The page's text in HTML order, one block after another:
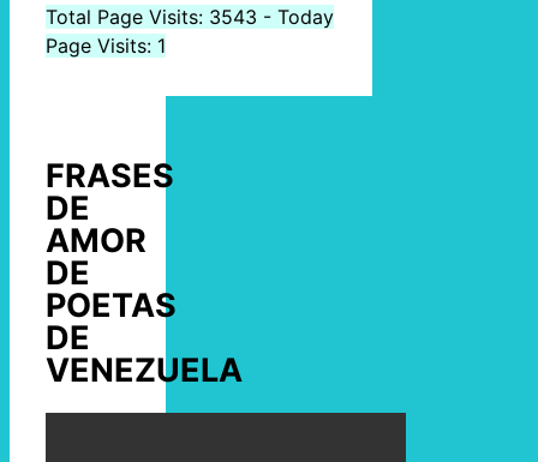
Total Page Visits: 3543 - Today
Page Visits: 1
FRASES
DE
AMOR
DE
POETAS
DE
VENEZUELA